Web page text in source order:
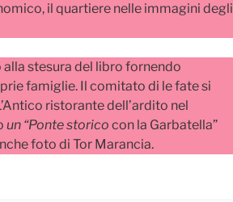
il quartiere nelle immagini degli
stesura del libro fornendo
famiglie. Il comitato di le fate si
ristorante dell’ardito nel
un “Ponte storico con la Garbatella”
foto di Tor Marancia.